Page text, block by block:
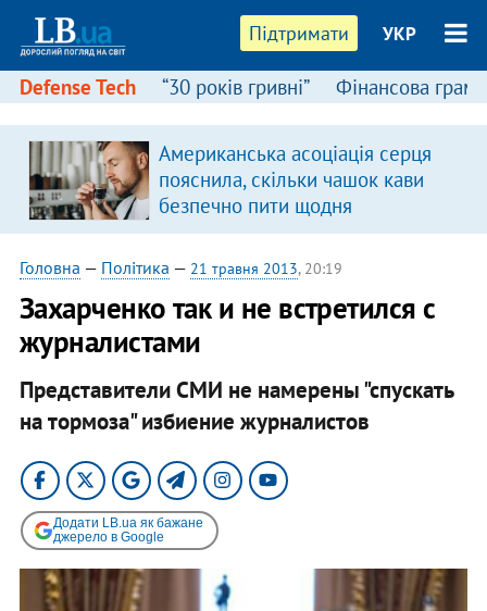
Підтримати УКР
Defense Tech “30 років гривні” Фінансова
Американська асоціація серця
пояснила, скільки чашок кави
безпечно пити щодня
Головна — Політика — 21 травня 2013, 20:19
Захарченко так и не встретился с
журналистами
Представители СМИ не намерены "спускать
на тормоза" избиение журналистов
Додати LB.ua як бажане
джерело в Google